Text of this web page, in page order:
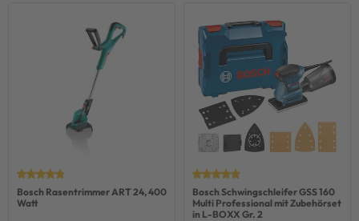
Bosch Rasentrimmer ART 24, 400
Watt
Bosch Schwingschleifer GSS 160
Multi Professional mit Zubehörset
in L-BOXX Gr. 2